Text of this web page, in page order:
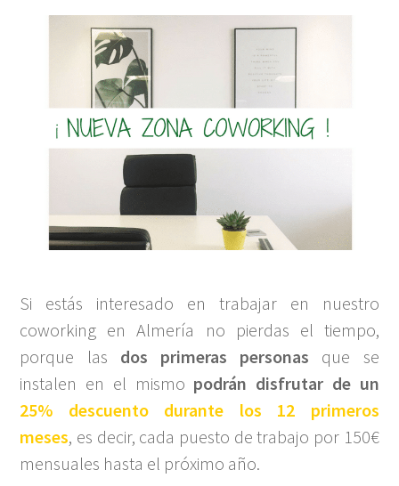
Si estás interesado en trabajar en nuestro
coworking en Almería no pierdas el tiempo,
porque las dos primeras personas que se
instalen en el mismo podrán disfrutar de un
25% descuento durante los 12 primeros
meses, es decir, cada puesto de trabajo por 150€
mensuales hasta el próximo año.